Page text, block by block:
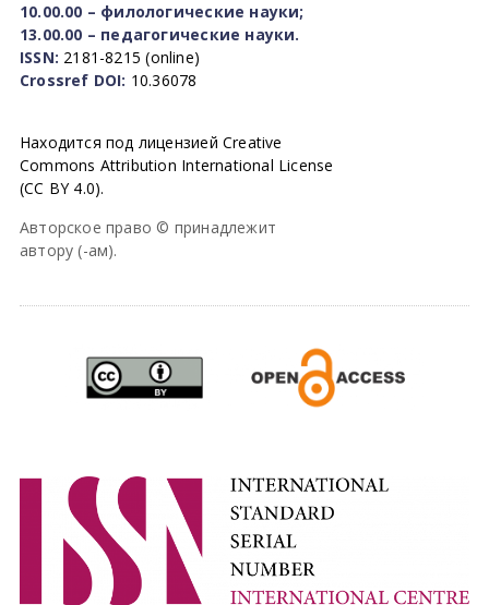
10.00.00 – филологические науки;
13.00.00 – педагогические науки.
ISSN: 2181-8215 (online)
Crossref DOI: 10.36078
Находится под лицензией Creative
Commons Attribution International License
(CC BY 4.0).
Авторское право © принадлежит
автору (-ам).